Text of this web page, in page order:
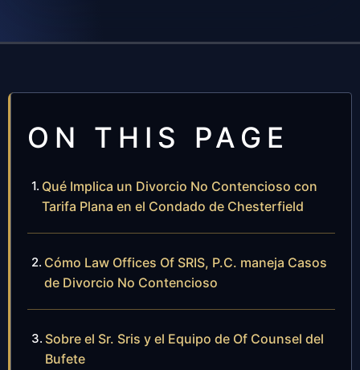
ON THIS PAGE
Qué Implica un Divorcio No Contencioso con
Tarifa Plana en el Condado de Chesterfield
Cómo Law Offices Of SRIS, P.C. maneja Casos
de Divorcio No Contencioso
Sobre el Sr. Sris y el Equipo de Of Counsel del
Bufete